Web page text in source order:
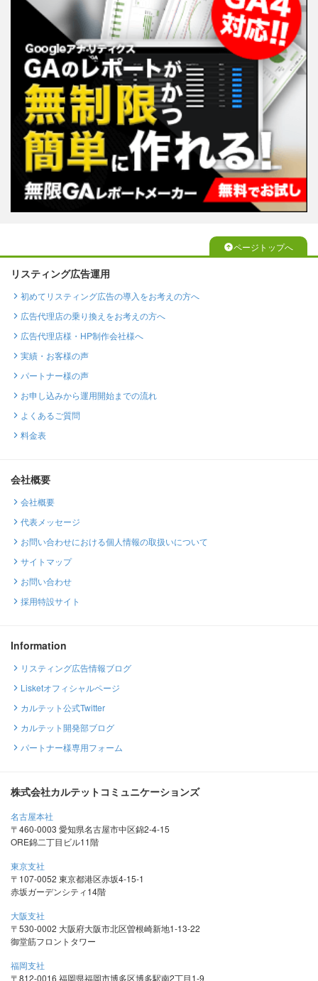
ページトップへ
リスティング広告運用
初めてリスティング広告の導入をお考えの方へ
広告代理店の乗り換えをお考えの方へ
広告代理店様・HP制作会社様へ
実績・お客様の声
パートナー様の声
お申し込みから運用開始までの流れ
よくあるご質問
料金表
会社概要
会社概要
代表メッセージ
お問い合わせにおける個人情報の取扱いについて
サイトマップ
お問い合わせ
採用特設サイト
Information
リスティング広告情報ブログ
Lisketオフィシャルページ
カルテット公式Twitter
カルテット開発部ブログ
パートナー様専用フォーム
株式会社カルテットコミュニケーションズ
名古屋本社
〒460-0003 愛知県名古屋市中区錦2-4-15
ORE錦二丁目ビル11階
東京支社
〒107-0052 東京都港区赤坂4-15-1
赤坂ガーデンシティ14階
大阪支社
〒530-0002 大阪府大阪市北区曽根崎新地1-13-22
御堂筋フロントタワー
福岡支社
〒812-0016 福岡県福岡市博多区博多駅南2丁目1-9